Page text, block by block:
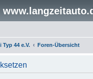
44 e.V. Foren-Übersicht